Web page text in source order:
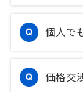
個人で
価格交